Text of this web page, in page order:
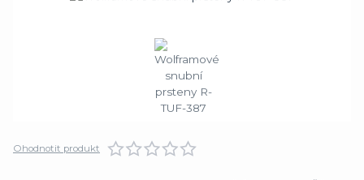
Ohodnotit produkt